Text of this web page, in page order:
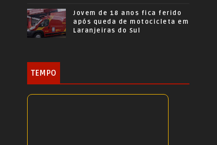
Jovem de 18 anos fica ferido
após queda de motocicleta em
Laranjeiras do Sul
TEMPO